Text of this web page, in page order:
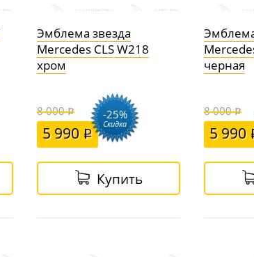
Эмблема звезда
Mercedes CLS W218
хром
8 000
5 990
-25%
Скидка
Купить
черная
8 000
5 990